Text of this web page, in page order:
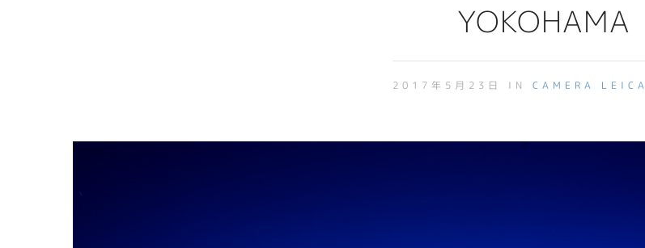
YOKOHAMA
2017年5月23日 IN CAMERA LEICA